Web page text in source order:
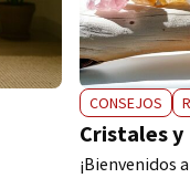
CONSEJOS
Cristales y
¡Bienvenidos